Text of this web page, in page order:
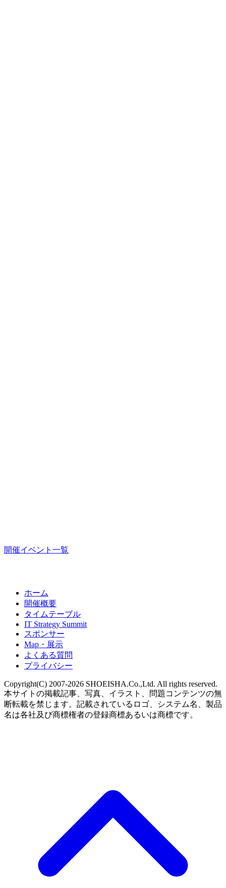
開催イベント一覧
ホーム
開催概要
タイムテーブル
IT Strategy Summit
スポンサー
Map・展示
よくある質問
プライバシー
Copyright(C) 2007-2026 SHOEISHA.Co.,Ltd. All rights reserved.
本サイトの掲載記事、写真、イラスト、問題コンテンツの無
断転載を禁じます。記載されているロゴ、システム名、製品
名は各社及び商標権者の登録商標あるいは商標です。